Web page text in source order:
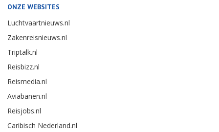
ONZE WEBSITES
Luchtvaartnieuws.nl
Zakenreisnieuws.nl
Triptalk.nl
Reisbizz.nl
Reismedia.nl
Aviabanen.nl
Reisjobs.nl
Caribisch Nederland.nl